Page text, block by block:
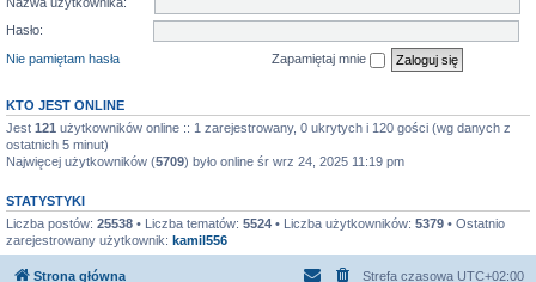
Hasło:
Nie pamiętam hasła
Zapamiętaj mnie
KTO JEST ONLINE
Jest 121 użytkowników online :: 1 zarejestrowany, 0 ukrytych i 120 gości (wg danych z
ostatnich 5 minut)
Najwięcej użytkowników (5709) było online śr wrz 24, 2025 11:19 pm
STATYSTYKI
Liczba postów: 25538 • Liczba tematów: 5524 • Liczba użytkowników: 5379 • Ostatnio
zarejestrowany użytkownik: kamil556
Strona główna Strefa czasowa UTC+02:00